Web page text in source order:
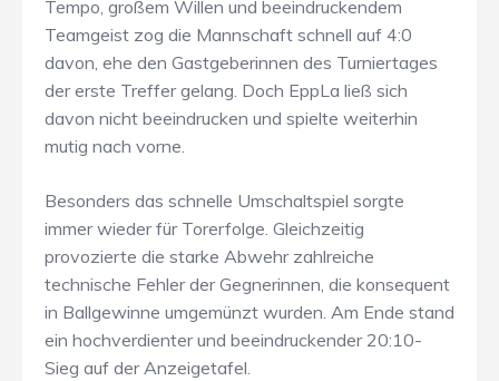
Tempo, großem Willen und beeindruckendem
Teamgeist zog die Mannschaft schnell auf 4:0
davon, ehe den Gastgeberinnen des Turniertages
der erste Treffer gelang. Doch EppLa ließ sich
davon nicht beeindrucken und spielte weiterhin
mutig nach vorne.
Besonders das schnelle Umschaltspiel sorgte
immer wieder für Torerfolge. Gleichzeitig
provozierte die starke Abwehr zahlreiche
technische Fehler der Gegnerinnen, die konsequent
in Ballgewinne umgemünzt wurden. Am Ende stand
ein hochverdienter und beeindruckender 20:10-
Sieg auf der Anzeigetafel.